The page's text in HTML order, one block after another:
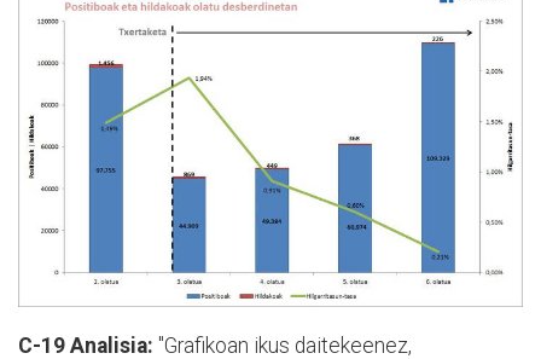
C-19 Analisia: "Grafikoan ikus daitekeenez,